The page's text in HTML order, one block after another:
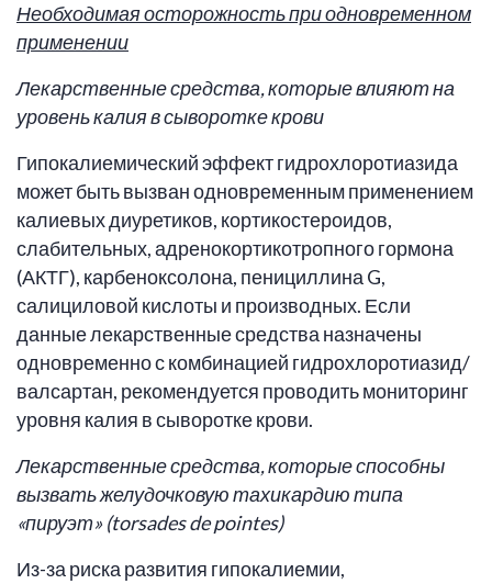
Необходимая осторожность при одновременном
применении
Лекарственные средства, которые влияют на
уровень калия в сыворотке крови
Гипокалиемический эффект гидрохлоротиазида
может быть вызван одновременным применением
калиевых диуретиков, кортикостероидов,
слабительных, адренокортикотропного гормона
(АКТГ), карбеноксолона, пенициллина G,
салициловой кислоты и производных. Если
данные лекарственные средства назначены
одновременно с комбинацией гидрохлоротиазид/
валсартан, рекомендуется проводить мониторинг
уровня калия в сыворотке крови.
Лекарственные средства, которые способны
вызвать желудочковую тахикардию типа
«пируэт» (torsadesdepointes)
Из-за риска развития гипокалиемии,